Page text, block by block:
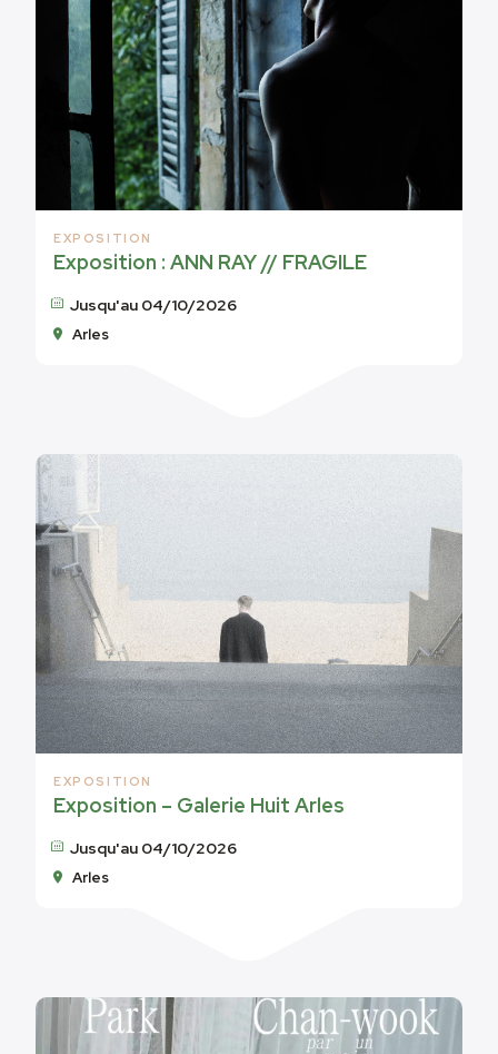
EXPOSITION
Exposition : ANN RAY // FRAGILE
Jusqu'au 04/10/2026
Arles
EXPOSITION
Exposition – Galerie Huit Arles
Jusqu'au 04/10/2026
Arles